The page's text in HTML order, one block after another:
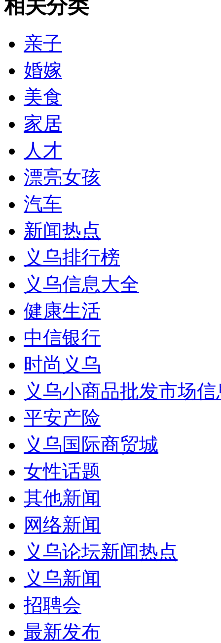
相关分类
亲子
婚嫁
美食
家居
人才
漂亮女孩
汽车
新闻热点
义乌排行榜
义乌信息大全
健康生活
中信银行
时尚义乌
义乌小商品批发市场
平安产险
义乌国际商贸城
女性话题
其他新闻
网络新闻
义乌论坛新闻热点
义乌新闻
招聘会
最新发布